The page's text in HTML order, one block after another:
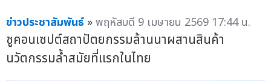
ข่าวประชาสัมพันธ์ »พฤหัสบดี 9 เมษายน 2569 17:44 น.
ชูคอนเซปต์สถาปัตยกรรมล้านนาผสานสินค้า
นวัตกรรมล้ำสมัยที่แรกในไทย